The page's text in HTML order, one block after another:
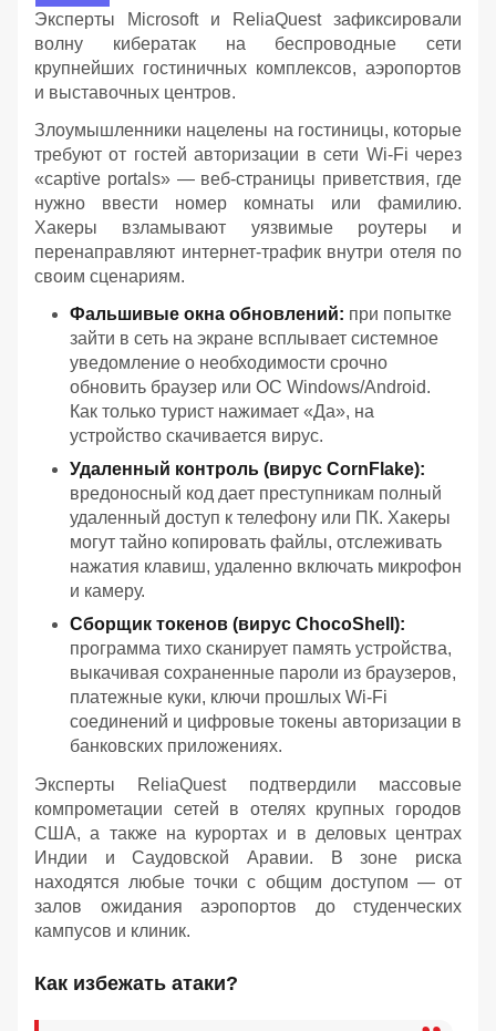
Эксперты Microsoft и ReliaQuest зафиксировали
волну кибератак на беспроводные сети
крупнейших гостиничных комплексов, аэропортов
и выставочных центров.
Злоумышленники нацелены на гостиницы, которые
требуют от гостей авторизации в сети Wi-Fi через
«captive portals» — веб-страницы приветствия, где
нужно ввести номер комнаты или фамилию.
Хакеры взламывают уязвимые роутеры и
перенаправляют интернет-трафик внутри отеля по
своим сценариям.
Фальшивые окна обновлений: при попытке
зайти в сеть на экране всплывает системное
уведомление о необходимости срочно
обновить браузер или ОС Windows/Android.
Как только турист нажимает «Да», на
устройство скачивается вирус.
Удаленный контроль (вирус CornFlake):
вредоносный код дает преступникам полный
удаленный доступ к телефону или ПК. Хакеры
могут тайно копировать файлы, отслеживать
нажатия клавиш, удаленно включать микрофон
и камеру.
Сборщик токенов (вирус ChocoShell):
программа тихо сканирует память устройства,
выкачивая сохраненные пароли из браузеров,
платежные куки, ключи прошлых Wi-Fi
соединений и цифровые токены авторизации в
банковских приложениях.
Эксперты ReliaQuest подтвердили массовые
компрометации сетей в отелях крупных городов
США, а также на курортах и в деловых центрах
Индии и Саудовской Аравии. В зоне риска
находятся любые точки с общим доступом — от
залов ожидания аэропортов до студенческих
кампусов и клиник.
Как избежать атаки?